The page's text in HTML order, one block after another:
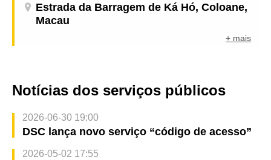
Estrada da Barragem de Ká Hó, Coloane,
Macau
+ mais
Notícias dos serviços públicos
2026-06-30 19:00
DSC lança novo serviço “código de acesso”
2026-05-02 17:55